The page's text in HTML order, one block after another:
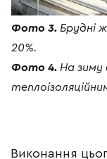
Фото 3. Брудні
20%.
Фото 4. На зиму
Виконання